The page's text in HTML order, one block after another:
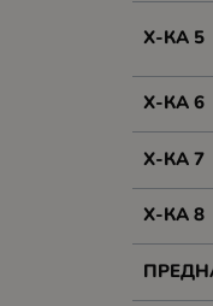
Х-КА 5
Х-КА 6
Х-КА 7
Х-КА 8